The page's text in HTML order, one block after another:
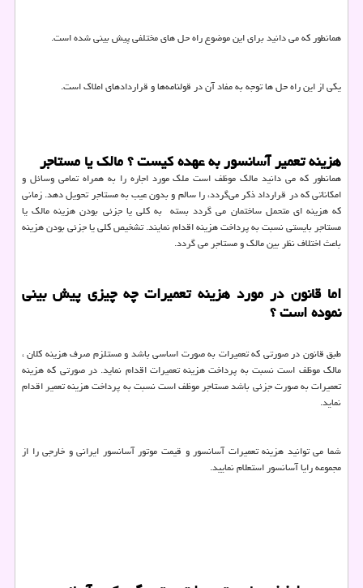
همانطور که می دانید برای این موضوع راه حل های مختلفی پیش بینی شده است.
یکی از این راه حل ها توجه به مفاد آن در قولنامه‌ها و قراردادهای املاک است.
هزینه تعمیر آسانسور به عهده کیست ؟ مالک یا مستاجر
همانطور که می دانید مالک موظف است ملک مورد اجاره را به همراه تمامی وسائل و
امکاناتی که در قرارداد ذکر می‌گردد، را سالم و بدون عیب به مستاجر تحویل دهد. زمانی
که هزینه ای متحمل ساختمان می گردد بسته به کلی یا جزئی بودن هزینه مالک یا
مستاجر بایستی نسبت به پرداخت هزینه اقدام نمایند. تشخیص کلی یا جزئی بودن هزینه
باعث اختلاف نظر بین مالک و مستاجر می گردد.
اما قانون در مورد هزینه تعمیرات چه چیزی پیش بینی
نموده است ؟
طبق قانون در صورتی که تعمیرات به صورت اساسی باشد و مستلزم صرف هزینه کلان ،
مالک موظف است نسبت به پرداخت هزینه تعمیرات اقدام نماید. در صورتی که هزینه
تعمیرات به صورت جزئی باشد مستاجر موظف است نسبت به پرداخت هزینه تعمیر اقدام
نماید.
شما می توانید هزینه تعمیرات آسانسور و قیمت موتور آسانسور ایرانی و خارجی را از
مجموعه رایا آسانسور استعلام نمایید.